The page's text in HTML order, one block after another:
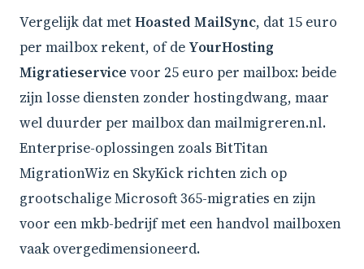
Vergelijk dat metHoasted MailSync, dat 15 euro
per mailbox rekent, of de YourHosting
Migratieservice voor 25 euro per mailbox: beide
zijn losse diensten zonder hostingdwang, maar
wel duurder per mailbox dan mailmigreren.nl.
Enterprise-oplossingen zoals BitTitan
MigrationWiz en SkyKick richten zich op
grootschalige Microsoft 365-migraties en zijn
voor een mkb-bedrijf met een handvol mailboxen
vaak overgedimensioneerd.